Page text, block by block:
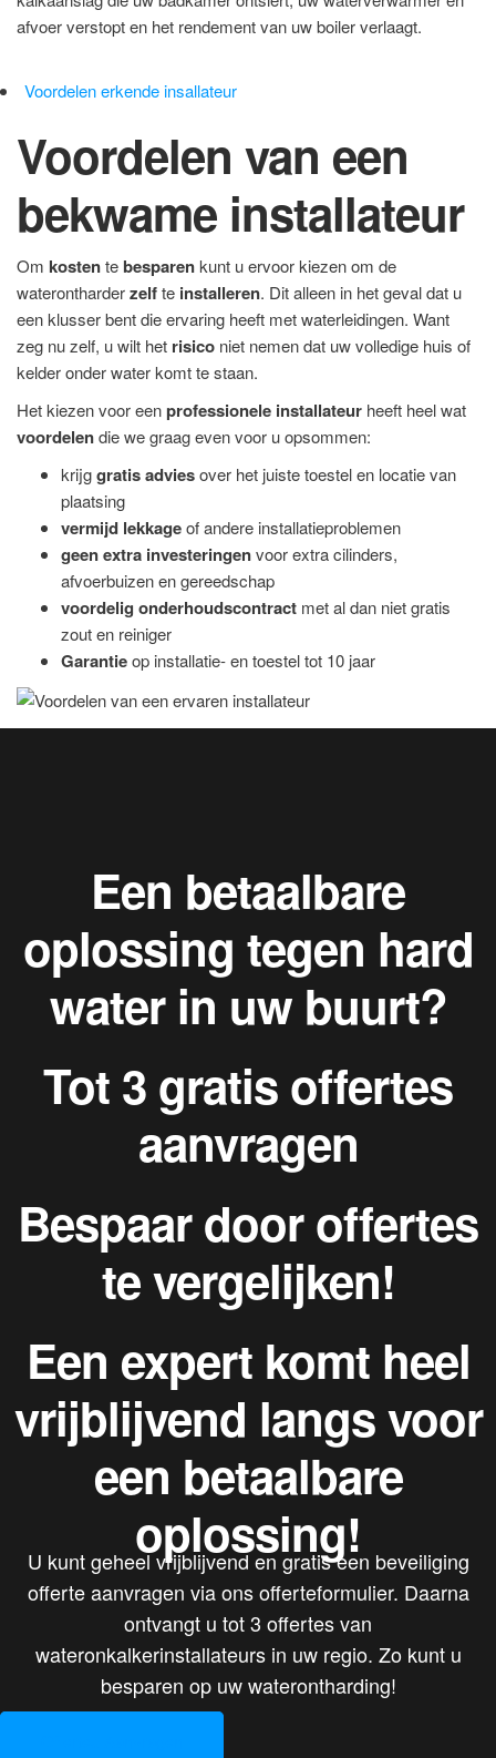
afvoer verstopt en het rendement van uw boiler verlaagt.
Voordelen erkende insallateur
Voordelen van een
bekwame installateur
Om kostentebesparenkunt u ervoor kiezen om de
waterontharderzelfte installeren. Dit alleen in het geval dat u
een klusser bent die ervaring heeft met waterleidingen. Want
zeg nu zelf, u wilt het risico niet nemen dat uw volledige huis of
kelder onder water komt te staan.
Het kiezen voor eenprofessionele installateur heeft heel wat
voordelendie we graag even voor u opsommen:
krijggratis adviesover het juiste toestel en locatie van
plaatsing
vermijd lekkageof andere installatieproblemen
geen extra investeringenvoor extra cilinders,
afvoerbuizen en gereedschap
voordelig onderhoudscontract met al dan niet gratis
zout en reiniger
Garantieop installatie- en toestel tot 10 jaar
Een betaalbare
oplossing tegen hard
water in uw buurt?
Tot 3 gratis offertes
aanvragen
Bespaar door offertes
te vergelijken!
Een expert komt heel
vrijblijvend langs voor
een betaalbare
oplossing!
U kunt geheel vrijblijvend en gratis een beveiliging
offerte aanvragen via ons offerteformulier. Daarna
ontvangt u tot 3 offertes van
wateronkalkerinstallateurs in uw regio. Zo kunt u
besparen op uw waterontharding!